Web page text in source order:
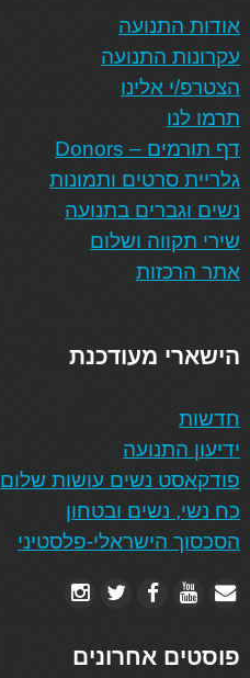
אודות התנועה
עקרונות התנועה
הצטרפ/י אלינו
תרמו לנו
דף תורמים – Donors
גלריית סרטים ותמונות
נשים וגברים בתנועה
שירי תקווה ושלום
אתר הרכזות
הישארי מעודכנת
חדשות
ידיעון התנועה
פודקאסט נשים עושות שלום
כח נשי, נשים ובטחון
הסכסוך הישראלי-פלסטיני
פוסטים אחרונים